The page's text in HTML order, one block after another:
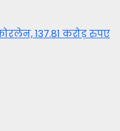
137.81 करोड़ रुपए